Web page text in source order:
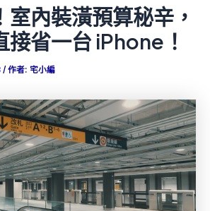
室內裝潢預算秘辛，
接省一台 iPhone！
/ 作者: 宅小編